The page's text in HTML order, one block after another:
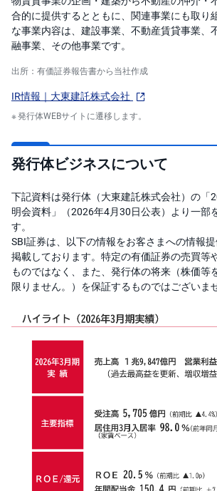
合的に提供するとともに、関連事業にも取り
な事業内容は、建設事業、不動産賃貸事業、
融事業、その他事業です。
出所：有価証券報告書から当社作成
IR情報｜大東建託株式会社
発行体WEBサイトに遷移します。
発行体ビジネスについて
下記資料は発行体（大東建託株式会社）の「
明会資料」（2026年4月30日公表）より一部
す。
SBI証券は、以下の情報をお客さまへの情報
掲載しております。特定の有価証券の売買等
ものではなく、また、発行体の将来（株価等
限りません。）を保証するものではございま